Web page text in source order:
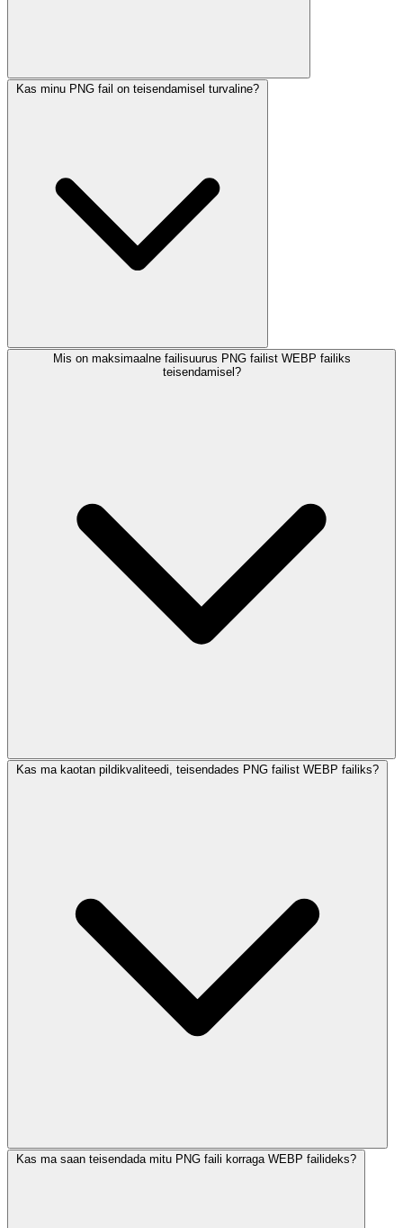
Kas minu PNG fail on teisendamisel turvaline?
Mis on maksimaalne failisuurus PNG failist WEBP failiks
teisendamisel?
Kas ma kaotan pildikvaliteedi, teisendades PNG failist WEBP failiks?
Kas ma saan teisendada mitu PNG faili korraga WEBP failideks?